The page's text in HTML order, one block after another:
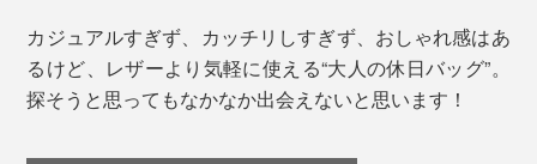
カジュアルすぎず、カッチリしすぎず、おしゃれ感はあ
るけど、レザーより気軽に使える“大人の休日バッグ”。
探そうと思ってもなかなか出会えないと思います！